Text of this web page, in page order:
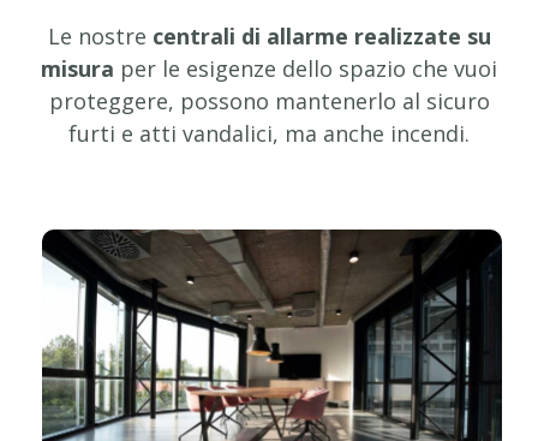
Le nostre centrali di allarme realizzate su
misura per le esigenze dello spazio che vuoi
proteggere, possono mantenerlo al sicuro
furti e atti vandalici, ma anche incendi.